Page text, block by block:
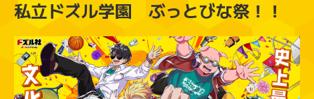
私立ドズル学園 ぶっとびな祭！！